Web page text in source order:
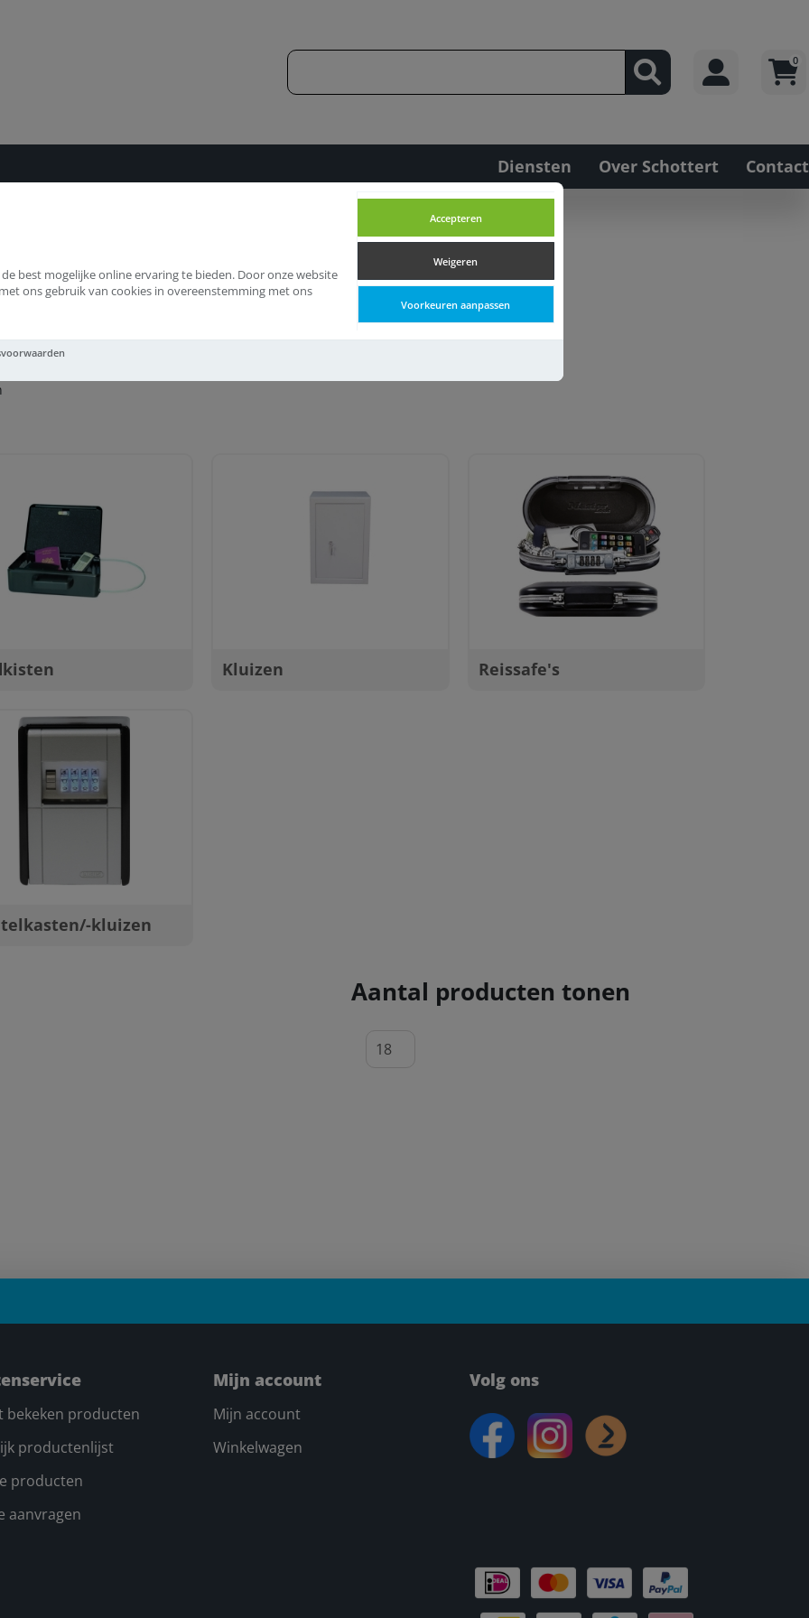
best mogelijke online ervaring te bieden. Door onze website
ons gebruik van cookies in overeenstemming met ons
Accepteren
Weigeren
Voorkeuren aanpassen
0
Diensten Over Schottert Contact
Kluizen Reissafe's
kluizen
Aantal producten tonen
bekeken producten
productenlijst
producten
aanvragen
Mijn account
Mijn account
Winkelwagen
Volg ons